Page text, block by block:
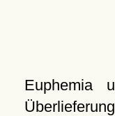
Euphemia